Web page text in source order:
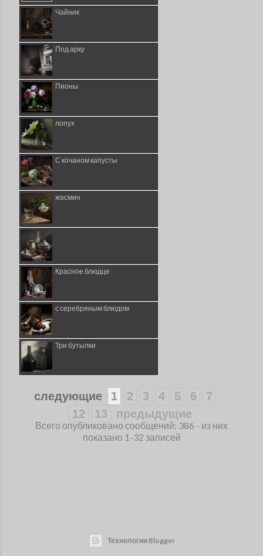
Чайник
Под арку
Пионы
лопух
С кочаном капусты
жасмин
Красное блюдце
с серебряным блюдом
Три бутылки
следующие 1 2 3 4 5 6 7
12 13 предыдущие
Всего опубликовано сообщений: 386 - из них
показано 1-32 записей
Технологии Blogger